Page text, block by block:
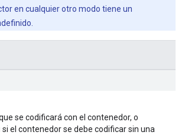
en cualquier otro modo tiene un
se codificará con el contenedor, o
si el contenedor se debe codificar sin una